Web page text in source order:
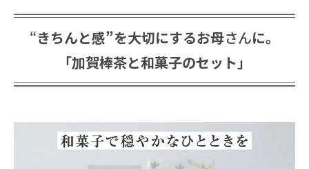
“きちんと感”を大切にするお母さんに。
「加賀棒茶と和菓子のセット」